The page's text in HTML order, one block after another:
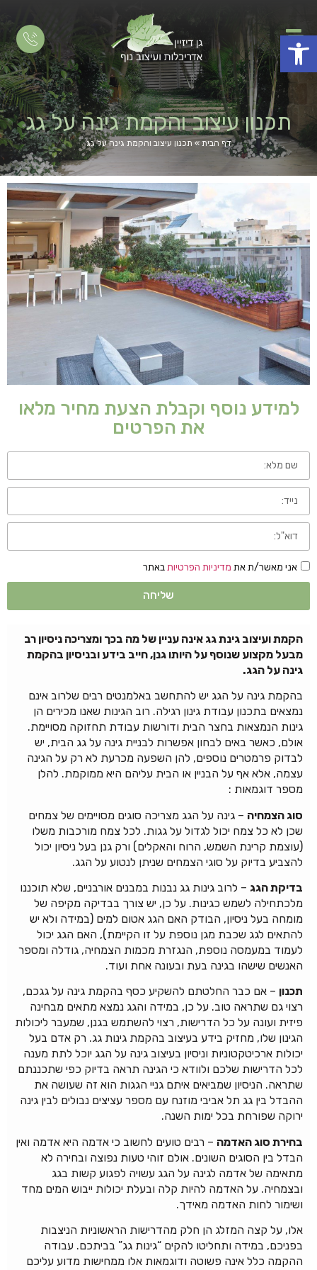
פתח סרגל נגישות
תכנון עיצוב והקמת גינה על גג
דף הבית» תכנון עיצוב והקמת גינה על גג
למידע נוסף וקבלת הצעת מחיר מלאו
את הפרטים
אני מאשר/ת את מדיניות הפרטיותבאתר
שליחה
הקמת ועיצוב גינת גג אינה עניין של מה בכך ומצריכה ניסיון רב
מבעל מקצוע שנוסף על היותו גנן, חייב בידע ובניסיון בהקמת
גינה על הגג.
בהקמת גינה על הגג יש להתחשב באלמנטים רבים שלרוב אינם
נמצאים בתכנון עבודת גינון רגילה. רוב הגינות שאנו מכירים הן
גינות הנמצאות בחצר הבית ודורשות עבודת תחזוקה מסויימת.
אולם, כאשר באים לבחון אפשרות לבניית גינה על גג הבית, יש
לבדוק פרמטרים נוספים, להן השפעה מכרעת לא רק על הגינה
עצמה, אלא אף על הבניין או הבית עליהם היא ממוקמת. להלן
מספר דוגמאות :
סוג הצמחיה – גינה על הגג מצריכה סוגים מסויימים של צמחים
שכן לא כל צמח יכול לגדול על גגות. לכל צמח מורכבות משלו
(עוצמת קרינת השמש, הרוח והאקלים) ורק גנן בעל ניסיון יכול
להצביע בדיוק על סוגי הצמחים שניתן לנטוע על הגג.
בדיקת הגג – לרוב גינות גג נבנות במבנים אורבניים, שלא תוכננו
מלכתחילה לשמש כגינות. על כן, יש צורך בבדיקה מקיפה של
מומחה בעל ניסיון, הבודק האם הגג אטום למים (במידה ולא יש
להתאים לגג שכבת מגן נוספת על זו הקיימת), האם הגג יכול
לעמוד במעמסה נוספת, הנגזרת מכמות הצמחיה, גודלה ומספר
האנשים שישהו בגינה בעת ובעונה אחת ועוד.
תכנון – אם כבר החלטתם להשקיע כסף בהקמת גינה על גגכם,
רצוי גם שתראה טוב. על כן, במידה והגג נמצא מתאים מבחינה
פיזית ועונה על כל הדרישות, רצוי להשתמש בגנן, שמעבר ליכולות
הגינון שלו, מחזיק בידע בעיצוב בהקמת גינות גג. רק אדם בעל
יכולות ארכיטקטוניות וניסיון בעיצוב גינה על הגג יוכל לתת מענה
לכל הדרישות שלכם ולוודא כי הגינה תראה בדיוק כפי שתכננתם
שתראה. הניסיון שמביאים איתם גניי הגגות הוא זה שעושה את
ההבדל בין גג תל אביבי מוזנח עם מספר עציצים נבולים לבין גינה
ירוקה שפורחת בכל ימות השנה.
בחירת סוג האדמה – רבים טועים לחשוב כי אדמה היא אדמה ואין
הבדל בין הסוגים השונים. אולם זוהי טעות נפוצה ובחירה לא
מתאימה של אדמה לגינה על הגג עשויה לפגוע קשות בגג
ובצמחיה. על האדמה להיות קלה ובעלת יכולות ייבוש המים מחד
ושימור לחות האדמה מאידך.
אלו, על קצה המזלג הן חלק מהדרישות הראשוניות הניצבות
בפניכם, במידה ותחליטו להקים “גינות גג” בביתכם. עבודה
ההקמה כלל אינה פשוטה ודוגמאות אלו ממחישות מדוע עליכם